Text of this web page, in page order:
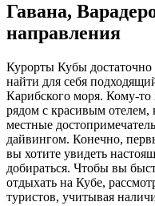
Гавана,
направления
Курорты Кубы
найти для себя
Карибского моря. Кому-то
рядом с красивым отелем,
местные
дайвингом. Конечно,
вы хотите увидеть
добираться. Чтобы вы
отдыхать на Кубе,
туристов, учитывая